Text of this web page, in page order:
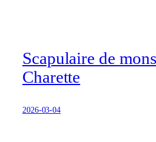
Scapulaire de
Charette
2026-03-04